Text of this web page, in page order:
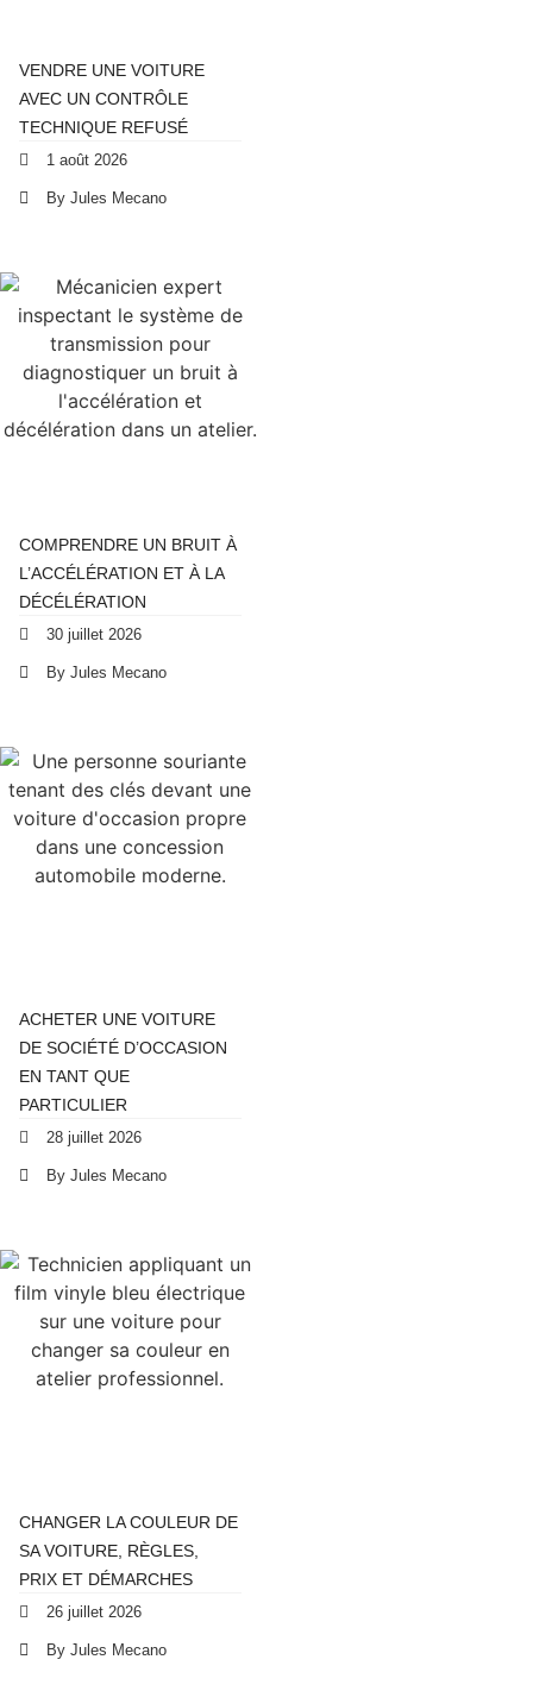
VENDRE UNE VOITURE
AVEC UN CONTRÔLE
TECHNIQUE REFUSÉ
1 août 2026
By Jules Mecano
COMPRENDRE UN BRUIT À
L’ACCÉLÉRATION ET À LA
DÉCÉLÉRATION
30 juillet 2026
By Jules Mecano
ACHETER UNE VOITURE
DE SOCIÉTÉ D’OCCASION
EN TANT QUE
PARTICULIER
28 juillet 2026
By Jules Mecano
CHANGER LA COULEUR DE
SA VOITURE, RÈGLES,
PRIX ET DÉMARCHES
26 juillet 2026
By Jules Mecano